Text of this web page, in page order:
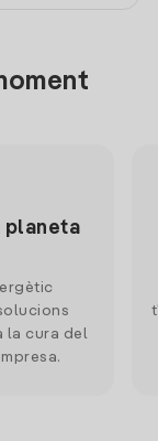
planeta
la cura del